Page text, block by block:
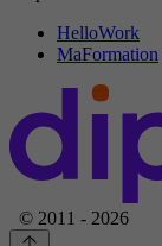
HelloWork
MaFormation
© 2011 - 2026